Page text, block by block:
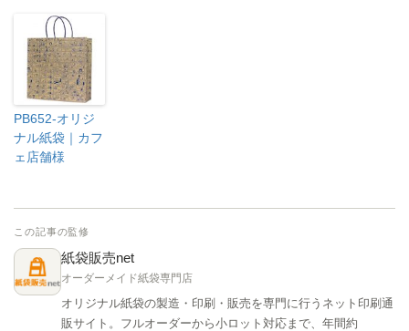
PB652-オリジ
ナル紙袋｜カフ
ェ店舗様
この記事の監修
紙袋販売net
オーダーメイド紙袋専門店
オリジナル紙袋の製造・印刷・販売を専門に行うネット印刷通
販サイト。フルオーダーから小ロット対応まで、年間約